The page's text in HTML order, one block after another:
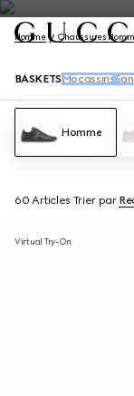
Homme Chaussures
BASKETS Mocassins
Homme
60 Articles Trier par
Virtual Try-On